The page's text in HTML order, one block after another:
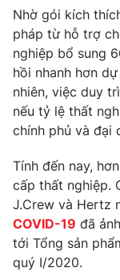
Câu chuyện
Thị trường
Góc doanh
Dữ liệu và đời
Truyền hình
Phim VTV
Hậu trường
Khán giả
Giải sao mai
Giải trí
Điện ảnh
Âm nhạc
Sao
Du lịch
Làm đẹp
Chất lượng cuộc
Giáo dục
Tuyển sinh
Học trực tuyến
Công nghệ
Nhờ gói kích
pháp từ hỗ trợ
nghiệp bổ sung
hồi nhanh hơn
nhiên, việc duy
nếu tỷ lệ thất
chính phủ và đại
Tính đến nay,
cấp thất nghiệp.
J.Crew và Hertz
COVID-19 đã
tới Tổng sản
quý I/2020.